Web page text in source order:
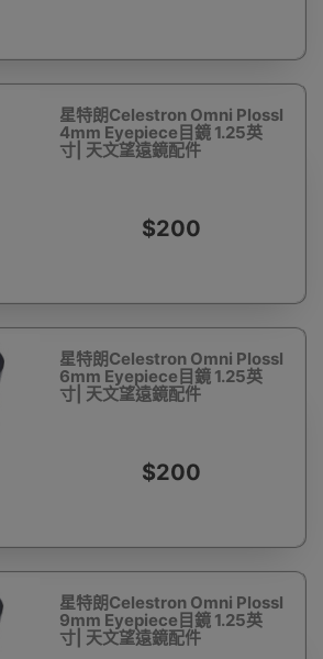
星特朗Celestron Omni Plossl
4mm Eyepiece目鏡 1.25英
寸| 天文望遠鏡配件
$200
星特朗Celestron Omni Plossl
6mm Eyepiece目鏡 1.25英
寸| 天文望遠鏡配件
$200
星特朗Celestron Omni Plossl
9mm Eyepiece目鏡 1.25英
寸| 天文望遠鏡配件